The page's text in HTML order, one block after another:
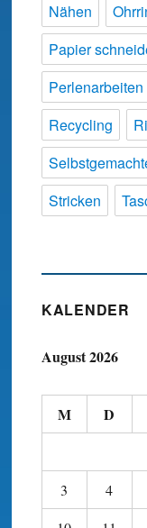
Nähen
Papier
Perlenarbeiten
Recycling
Stricken
KALENDER
August 2026
M D
3
4